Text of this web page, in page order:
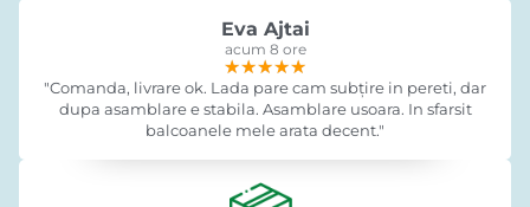
Eva Ajtai
acum 8 ore
★★★★★
★★★★★
★★★★★
"Comanda, livrare ok. Lada pare cam subțire in pereti, dar
dupa asamblare e stabila. Asamblare usoara. In sfarsit
balcoanele mele arata decent."